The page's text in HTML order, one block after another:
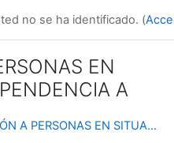
no se ha identificado. (
EN
A
2º ATENCIÓN A PERSONAS EN SITUACIÓN DE DEPENDENCIA...